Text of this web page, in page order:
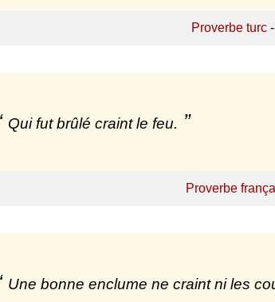
Proverbe turc-
Qui fut brûlé craint le feu.
Proverbe
Une bonne enclume ne craint ni les